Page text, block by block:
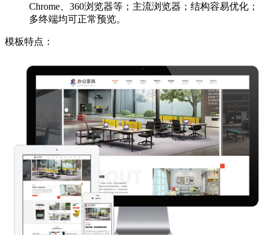
Chrome、360浏览器等；主流浏览器；结构容易优化；
多终端均可正常预览。
模板特点：